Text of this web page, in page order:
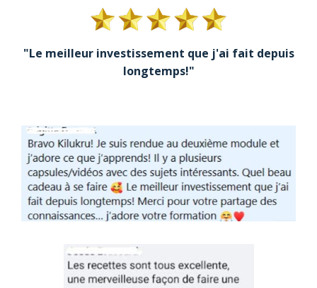
"Le meilleur investissement que j'ai fait depuis
longtemps!"